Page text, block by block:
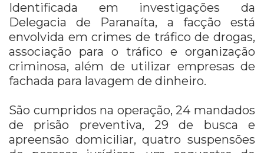
Identificada em investigações da
Delegacia de Paranaíta, a facção está
envolvida em crimes de tráfico de drogas,
associação para o tráfico e organização
criminosa, além de utilizar empresas de
fachada para lavagem de dinheiro.
São cumpridos na operação, 24 mandados
de prisão preventiva, 29 de busca e
apreensão domiciliar, quatro suspensões